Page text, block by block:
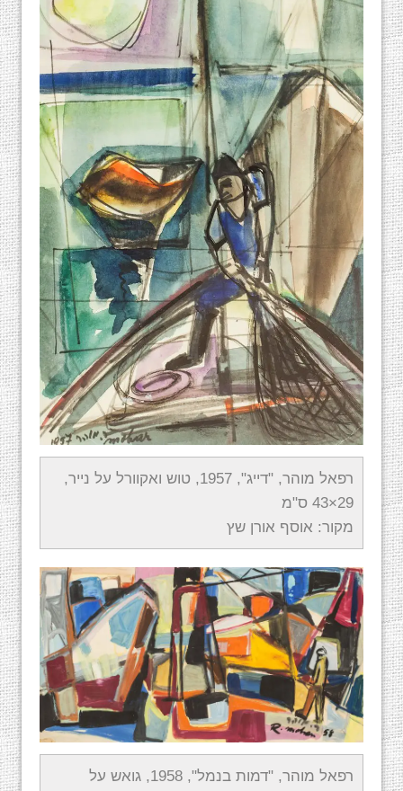
רפאל מוהר, "דייג", 1957, טוש ואקוורל על נייר,
29×43 ס"מ
מקור: אוסף אורן שץ
רפאל מוהר, "דמות בנמל", 1958, גואש על